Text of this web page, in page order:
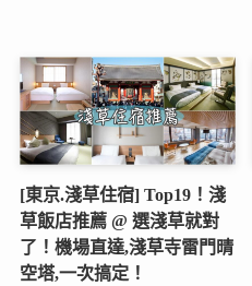
[東京.淺草住宿] Top19！淺
草飯店推薦 @ 選淺草就對
了！機場直達,淺草寺雷門晴
空塔,一次搞定！